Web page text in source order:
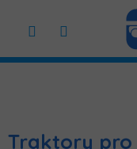
obsah
Traktory pro